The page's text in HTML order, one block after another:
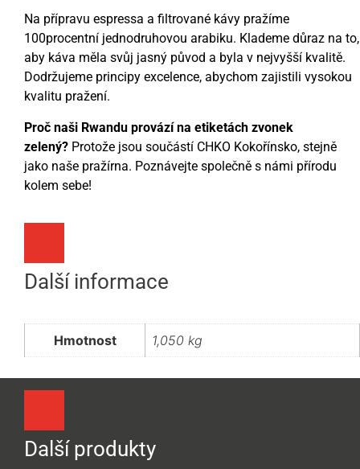
Další produkty
Na přípravu espressa a filtrované kávy pražíme
100procentní jednodruhovou arabiku. Klademe důraz na to,
aby káva měla svůj jasný původ a byla v nejvyšší kvalitě.
Dodržujeme principy excelence, abychom zajistili vysokou
kvalitu pražení.
Proč naši Rwandu provází na etiketách zvonek
zelený? Protože jsou součástí CHKO Kokořínsko, stejně
jako naše pražírna. Poznávejte společně s námi přírodu
kolem sebe!
Další informace
Hmotnost 1,050 kg